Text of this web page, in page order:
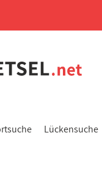
Lückensuche